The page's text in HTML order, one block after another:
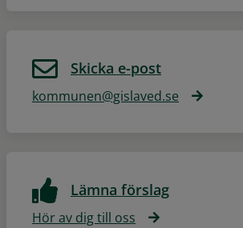
Skicka e-post
kommunen@gislaved.se
Lämna förslag
Hör av dig till oss